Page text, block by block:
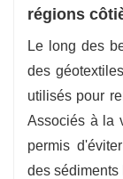
régions
Le long des
des
utilisés pour
Associés à la
permis
des sédiments